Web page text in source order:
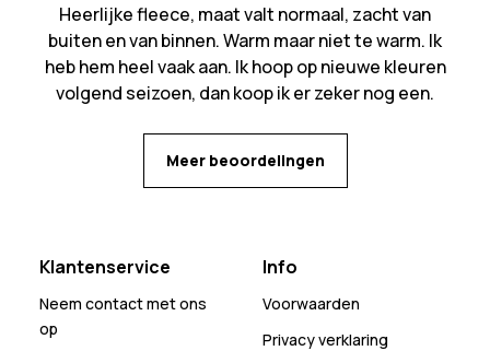
Heerlijke fleece, maat valt normaal, zacht van
buiten en van binnen. Warm maar niet te warm. Ik
heb hem heel vaak aan. Ik hoop op nieuwe kleuren
volgend seizoen, dan koop ik er zeker nog een.
Meer beoordelingen
Klantenservice
Neem contact met ons
op
Info
Voorwaarden
Privacy verklaring